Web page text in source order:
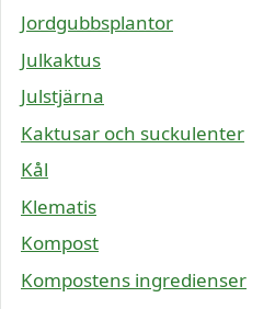
Jordgubbsplantor
Julkaktus
Julstjärna
Kaktusar och suckulenter
Kål
Klematis
Kompost
Kompostens ingredienser